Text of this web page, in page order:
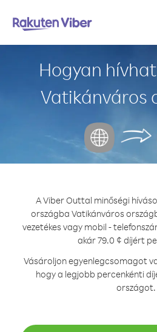
Hogyan
Vatikánváros
A Viber Outtal minőségi
országba Vatikánváros
vezetékes vagy mobil -
akár 79.0 ¢ díjért
Vásároljon egyenlegcsomagot
hogy a legjobb percenkénti
országot.